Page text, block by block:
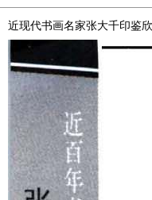
近现代书画名家张大千印鉴